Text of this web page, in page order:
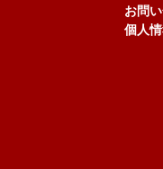
お問
個人